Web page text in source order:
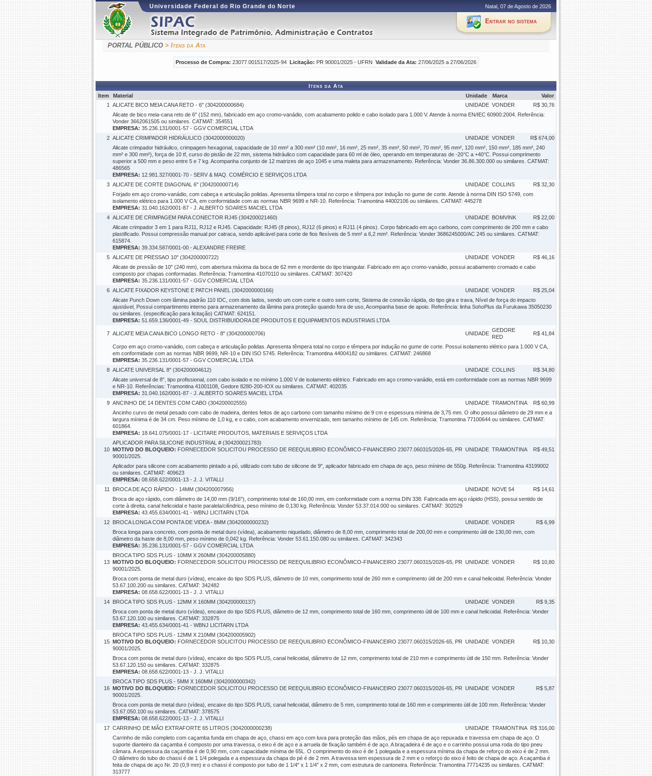
Universidade Federal do Rio Grande do Norte Natal, 07 de Agosto de 2026
Entrar no sistema
PORTAL PÚBLICO > Itens da Ata
Processo de Compra: 23077.001517/2025-94 Licitação: PR 90001/2025 - UFRN Validade da Ata: 27/06/2025 a 27/06/2026
Itens da Ata
Item
Material Unidade Marca
Valor
1
ALICATE BICO MEIA CANA RETO - 6" (304200000684) UNIDADE VONDER
R$ 30,76
Alicate de bico meia-cana reto de 6" (152 mm), fabricado em aço cromo-vanádio, com acabamento polido e cabo isolado para 1.000 V. Atende à norma EN/IEC 60900:2004. Referência:
Vonder 3662061505 ou similares. CATMAT: 354551
EMPRESA: 35.236.131/0001-57 - GGV COMERCIAL LTDA
2 ALICATE CRIMPADOR HIDRÁULICO (3042000000020) UNIDADE VONDER
R$ 674,00
Alicate crimpador hidráulico, crimpagem hexagonal, capacidade de 10 mm² a 300 mm² (10 mm², 16 mm², 25 mm², 35 mm², 50 mm², 70 mm², 95 mm², 120 mm², 150 mm², 185 mm², 240
mm² e 300 mm²), força de 10 tf, curso do pistão de 22 mm, sistema hidráulico com capacidade para 60 ml de óleo, operando em temperaturas de -20°C a +40°C. Possui comprimento
superior a 500 mm e peso entre 5 e 7 kg. Acompanha conjunto de 12 matrizes de aço 1045 e uma maleta para armazenamento. Referência: Vonder 36.86.300.000 ou similares. CATMAT:
486565
EMPRESA: 12.981.327/0001-70 - SERV & MAQ. COMÉRCIO E SERVIÇOS LTDA
3 ALICATE DE CORTE DIAGONAL 6" (304200000714) UNIDADE COLLINS
R$ 32,30
Forjado em aço cromo-vanádio, com cabeça e articulação polidas. Apresenta têmpera total no corpo e têmpera por indução no gume de corte. Atende à norma DIN ISO 5749, com
isolamento elétrico para 1.000 V CA, em conformidade com as normas NBR 9699 e NR-10. Referência: Tramontina 44002106 ou similares. CATMAT: 445278
EMPRESA: 31.040.162/0001-87 - J. ALBERTO SOARES MACIEL LTDA
4 ALICATE DE CRIMPAGEM PARA CONECTOR RJ45 (304200021460) UNIDADE BOMVINK
R$ 22,00
Alicate crimpador 3 em 1 para RJ11, RJ12 e RJ45. Capacidade: RJ45 (8 pinos), RJ12 (6 pinos) e RJ11 (4 pinos). Corpo fabricado em aço carbono, com comprimento de 200 mm e cabo
plastificado. Possui compressão manual por catraca, sendo aplicável para corte de fios flexíveis de 5 mm² a 6,2 mm². Referência: Vonder 3686245000/AC 245 ou similares. CATMAT:
615874.
EMPRESA: 39.334.587/0001-00 - ALEXANDRE FREIRE
5 ALICATE DE PRESSAO 10" (304200000722) UNIDADE VONDER
R$ 46,16
Alicate de pressão de 10" (240 mm), com abertura máxima da boca de 62 mm e mordente do tipo triangular. Fabricado em aço cromo-vanádio, possui acabamento cromado e cabo
composto por chapas conformadas. Referência: Tramontina 41070110 ou similares. CATMAT: 307420
EMPRESA: 35.236.131/0001-57 - GGV COMERCIAL LTDA
6 ALICATE FIXADOR KEYSTONE E PATCH PANEL (3042000000166) UNIDADE VONDER
R$ 25,04
Alicate Punch Down com lâmina padrão 110 IDC, com dois lados, sendo um com corte e outro sem corte, Sistema de conexão rápida, do tipo gira e trava, Nível de força do impacto
ajustável, Possui compartimento interno para armazenamento da lâmina para proteção quando fora de uso, Acompanha base de apoio. Referência: linha SohoPlus da Furukawa 35050230
ou similares. (especificação para licitação) CATMAT: 624151.
EMPRESA: 51.659.136/0001-49 - SOUL DISTRIBUIDORA DE PRODUTOS E EQUIPAMENTOS INDUSTRIAIS LTDA
7 ALICATE MEIA CANA BICO LONGO RETO - 8" (304200000706) UNIDADE
GEDORE
RED
R$ 41,84
Corpo em aço cromo-vanádio, com cabeça e articulação polidas. Apresenta têmpera total no corpo e têmpera por indução no gume de corte. Possui isolamento elétrico para 1.000 V CA,
em conformidade com as normas NBR 9699, NR-10 e DIN ISO 5745. Referência: Tramontina 44004182 ou similares. CATMAT: 246868
EMPRESA: 35.236.131/0001-57 - GGV COMERCIAL LTDA
8 ALICATE UNIVERSAL 8" (304200004612) UNIDADE COLLINS
R$ 34,80
Alicate universal de 8", tipo profissional, com cabo isolado e no mínimo 1.000 V de isolamento elétrico. Fabricado em aço cromo-vanádio, está em conformidade com as normas NBR 9699
e NR-10. Referências: Tramontina 41001108, Gedore 8280-200-IOX ou similares. CATMAT: 402035
EMPRESA: 31.040.162/0001-87 - J. ALBERTO SOARES MACIEL LTDA
9 ANCINHO DE 14 DENTES COM CABO (304200002555) UNIDADE TRAMONTINA
R$ 60,99
Ancinho curvo de metal pesado com cabo de madeira, dentes feitos de aço carbono com tamanho mínimo de 9 cm e espessura mínima de 3,75 mm. O olho possui diâmetro de 29 mm e a
largura mínima é de 34 cm. Peso mínimo de 1,0 kg, e o cabo, com acabamento envernizado, tem tamanho mínimo de 145 cm. Referência: Tramontina 77100644 ou similares. CATMAT:
601864.
EMPRESA: 18.641.075/0001-17 - LICITARE PRODUTOS, MATERIAIS E SERVIÇOS LTDA
10
APLICADOR PARA SILICONE INDUSTRIAL # (304200021783)
MOTIVO DO BLOQUEIO: FORNECEDOR SOLICITOU PROCESSO DE REEQUILIBRIO ECONÔMICO-FINANCEIRO 23077.060315/2026-65, PR
90001/2025.
UNIDADE TRAMONTINA R$ 49,51
Aplicador para silicone com acabamento pintado a pó, utilizado com tubo de silicone de 9", aplicador fabricado em chapa de aço, peso mínimo de 550g. Referência: Tramontina 43199002
ou similares. CATMAT: 409623
EMPRESA: 08.658.622/0001-13 - J. J. VITALLI
11
BROCA DE AÇO RÁPIDO - 14MM (304200007956) UNIDADE NOVE 54
R$ 14,61
Broca de aço rápido, com diâmetro de 14,00 mm (9/16"), comprimento total de 160,00 mm, em conformidade com a norma DIN 338. Fabricada em aço rápido (HSS), possui sentido de
corte à direita, canal helicoidal e haste paralela/cilíndrica, peso mínimo de 0,130 kg. Referência: Vonder 53.37.014.000 ou similares. CATMAT: 302029
EMPRESA: 43.455.634/0001-41 - WBNJ LICITARN LTDA
12 BROCA LONGA COM PONTA DE VIDEA - 8MM (3042000000232) UNIDADE VONDER
R$ 6,99
Broca longa para concreto, com ponta de metal duro (vídea), acabamento niquelado, diâmetro de 8,00 mm, comprimento total de 200,00 mm e comprimento útil de 130,00 mm, com
diâmetro da haste de 8,00 mm, peso mínimo de 0,042 kg. Referência: Vonder 53.61.150.080 ou similares. CATMAT: 342343
EMPRESA: 35.236.131/0001-57 - GGV COMERCIAL LTDA
13
BROCA TIPO SDS PLUS - 10MM X 260MM (304200005880)
MOTIVO DO BLOQUEIO: FORNECEDOR SOLICITOU PROCESSO DE REEQUILIBRIO ECONÔMICO-FINANCEIRO 23077.060315/2026-65, PR
90001/2025.
UNIDADE VONDER R$ 10,80
Broca com ponta de metal duro (vídea), encaixe do tipo SDS PLUS, diâmetro de 10 mm, comprimento total de 260 mm e comprimento útil de 200 mm e canal helicoidal. Referência: Vonder
53.67.100.200 ou similares. CATMAT: 342482
EMPRESA: 08.658.622/0001-13 - J. J. VITALLI
14 BROCA TIPO SDS PLUS - 12MM X 160MM (304200000137) UNIDADE VONDER
R$ 9,35
Broca com ponta de metal duro (vídea), encaixe do tipo SDS PLUS, diâmetro de 12 mm, comprimento total de 160 mm, comprimento útil de 100 mm e canal helicoidal. Referência: Vonder
53.67.120.100 ou similares. CATMAT: 332875
EMPRESA: 43.455.634/0001-41 - WBNJ LICITARN LTDA
15
BROCA TIPO SDS PLUS - 12MM X 210MM (304200005902)
MOTIVO DO BLOQUEIO: FORNECEDOR SOLICITOU PROCESSO DE REEQUILIBRIO ECONÔMICO-FINANCEIRO 23077.060315/2026-65, PR
90001/2025.
UNIDADE VONDER R$ 10,30
Broca com ponta de metal duro (vídea), encaixe do tipo SDS PLUS, canal helicoidal, diâmetro de 12 mm, comprimento total de 210 mm e comprimento útil de 150 mm. Referência: Vonder
53.67.120.150 ou similares. CATMAT: 332875
EMPRESA: 08.658.622/0001-13 - J. J. VITALLI
16
BROCA TIPO SDS PLUS - 5MM X 160MM (3042000000342)
MOTIVO DO BLOQUEIO: FORNECEDOR SOLICITOU PROCESSO DE REEQUILIBRIO ECONÔMICO-FINANCEIRO 23077.060315/2026-65, PR
90001/2025.
UNIDADE VONDER R$ 5,87
Broca com ponta de metal duro (vídea), encaixe do tipo SDS PLUS, canal helicoidal, diâmetro de 5 mm, comprimento total de 160 mm e comprimento útil de 100 mm. Referência: Vonder
53.67.050.100 ou similares. CATMAT: 378575
EMPRESA: 08.658.622/0001-13 - J. J. VITALLI
17 CARRINHO DE MÃO EXTRAFORTE 65 LITROS (3042000000238) UNIDADE TRAMONTINA R$ 316,00
Carrinho de mão completo com caçamba funda em chapa de aço, chassi em aço com luva para proteção das mãos, pés em chapa de aço repuxada e travessa em chapa de aço. O
suporte dianteiro da caçamba é composto por uma travessa, o eixo é de aço e a arruela de fixação também é de aço. A braçadeira é de aço e o carrinho possui uma roda do tipo pneu
câmara. A espessura da caçamba é de 0,90 mm, com capacidade mínima de 65L. O comprimento do eixo é de 1 polegada e a espessura mínima da chapa de reforço do eixo é de 2 mm.
O diâmetro do tubo do chassi é de 1 1/4 polegada e a espessura da chapa do pé é de 2 mm. A travessa tem espessura de 2 mm e o reforço do eixo é feito de chapa de aço. A caçamba é
feita de chapa de aço Nr. 20 (0,9 mm) e o chassi é composto por tubo de 1 1/4" x 1 1/4" x 2 mm, com estrutura de cantoneira. Referência: Tramontina 77714235 ou similares. CATMAT:
313777